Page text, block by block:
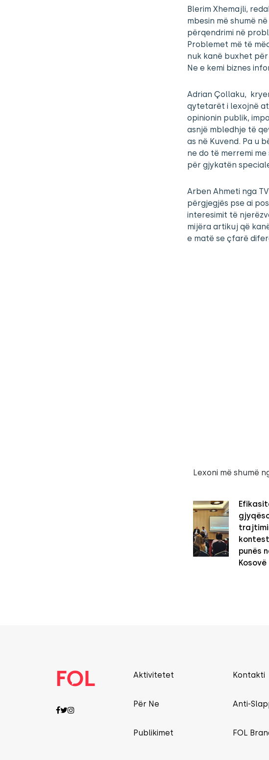
Blerim Xhemajli,
mbesin më shumë
përqendrimi në
Problemet më të
nuk kanë buxhet
Ne e kemi biznes
Adrian Çollaku,
qytetarët i lexojnë
opinionin publik,
asnjë mbledhje të
as në Kuvend. Pa u
ne do të merremi
për gjykatën
Arben Ahmeti nga
përgjegjës pse ai
interesimit të
mijëra artikuj që
e matë se çfarë
Lexoni më shumë
punës
Kosovë
Aktivitetet
Për Ne
Publikimet
Kontakti
Anti-
FOL